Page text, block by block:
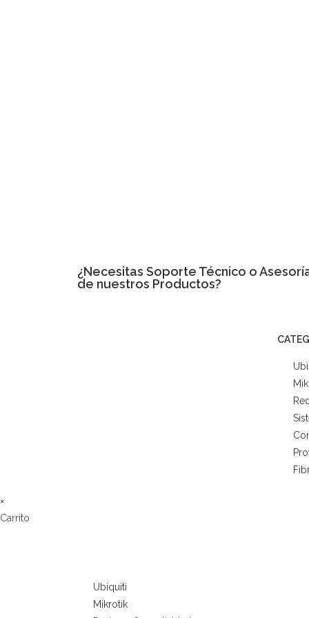
¿Necesitas Soporte Técnico o
de nuestros Productos?
×
Carrito
Ubiquiti
Mikrotik